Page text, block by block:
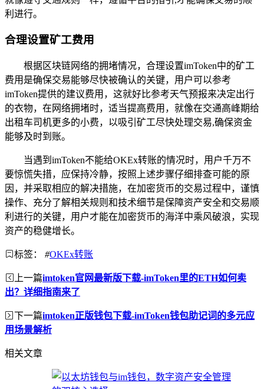
利进行。
合理设置矿工费用
根据区块链网络的拥堵情况，合理设置imToken中的矿工
费用是确保交易能够尽快被确认的关键，用户可以参考
imToken提供的建议费用，这就好比参考天气预报来决定出行
的衣物，在网络拥堵时，适当提高费用，就像在交通高峰期给
出租车司机更多的小费，以吸引矿工尽快处理交易,确保资金
能够及时到账。
当遇到imToken不能给OKEx转账的情况时，用户千万不
要惊慌失措，应保持冷静，按照上述步骤仔细排查可能的原
因，并采取相应的解决措施，在加密货币的交易过程中，谨慎
操作、充分了解相关规则和技术细节是保障资产安全和交易顺
利进行的关键，用户才能在加密货币的海洋中乘风破浪，实现
资产的稳健增长。
标签： #OKEx转账
上一篇imtoken官网最新版下载-imToken里的ETH如何卖
出？详细指南来了
下一篇imtoken正版钱包下载-imToken钱包助记词的多元应
用场景解析
相关文章